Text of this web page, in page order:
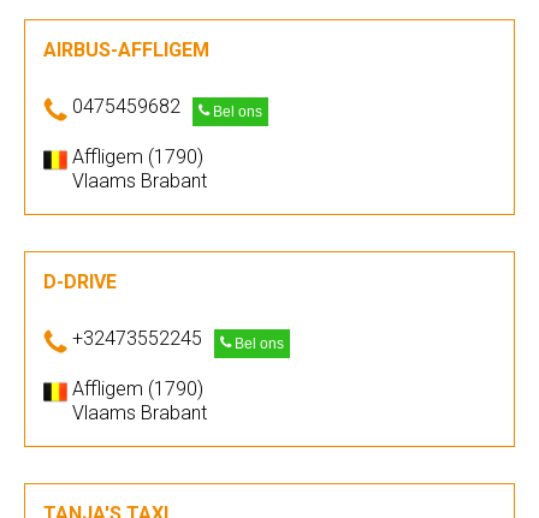
AIRBUS-AFFLIGEM
0475459682 Bel ons
Affligem (1790)
Vlaams Brabant
D-DRIVE
+32473552245 Bel ons
Affligem (1790)
Vlaams Brabant